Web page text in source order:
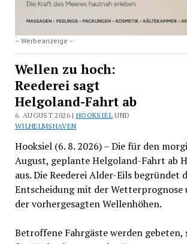
– Werbeanzeige –
Wellen zu hoch:
Reederei sagt
Helgoland-Fahrt ab
6. AUGUST 2026 |HOOKSIELUND
WILHELMSHAVEN
Hooksiel (6. 8. 2026) – Die für den
August, geplante Helgoland-Fahrt ab
aus. Die Reederei Alder-Eils begründet
Entscheidung mit der Wetterprognose
der vorhergesagten Wellenhöhen.
Betroffene Fahrgäste werden gebeten,